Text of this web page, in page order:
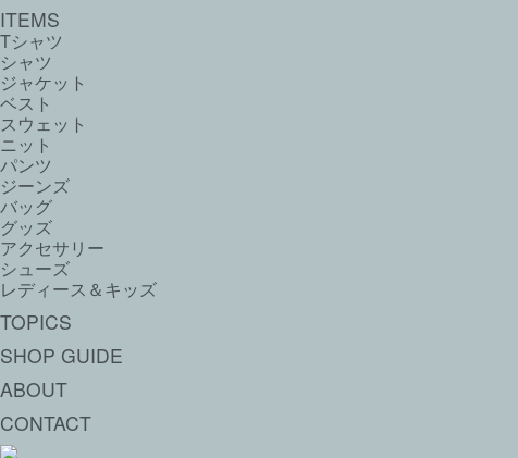
ITEMS
Tシャツ
シャツ
ジャケット
ベスト
スウェット
ニット
パンツ
ジーンズ
バッグ
グッズ
アクセサリー
シューズ
レディース＆キッズ
TOPICS
SHOP GUIDE
ABOUT
CONTACT